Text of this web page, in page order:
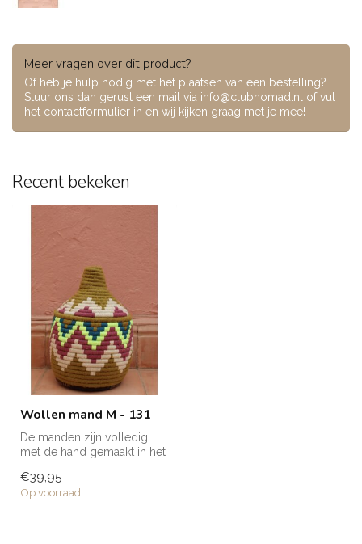
Meer vragen over dit product?
Of heb je hulp nodig met het plaatsen van een bestelling?
Stuur ons dan gerust een mail via info@clubnomad.nl of vul
het contactformulier in en wij kijken graag met je mee!
Recent bekeken
Wollen mand M - 131
De manden zijn volledig
met de hand gemaakt in het
man...
€39,95
Op voorraad